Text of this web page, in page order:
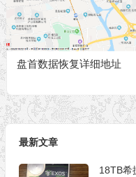
盘首数据恢复详细地址
最新文章
18TB希